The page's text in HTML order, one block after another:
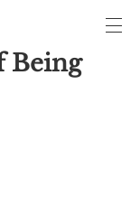
Being